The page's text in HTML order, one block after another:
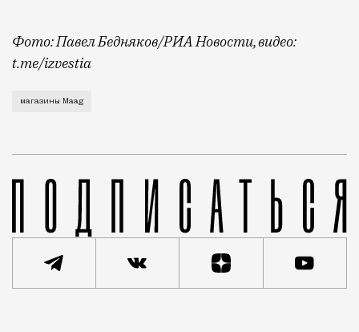
Фото: Павел Бедняков/РИА Новости, видео:
t.me/izvestia
Он запустился на месте бывшего флагманского
магазины Maag